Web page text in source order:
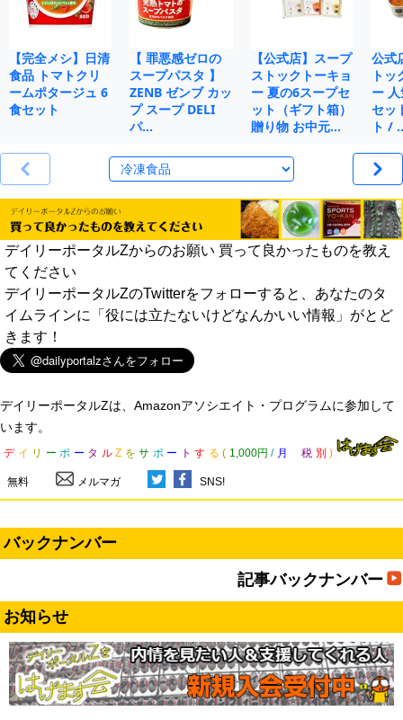
【完全メシ】日清
食品 トマトクリ
ームポタージュ 6
食セット
【 罪悪感ゼロの
スープパスタ 】
ZENB ゼンブ カッ
プ スープ DELI
パ…
【公式店】スープ
ストックトーキョ
ー 夏の6スープセ
ット（ギフト箱）
贈り物 お中元…
公式
ト
ー
セッ
ト /
デイリーポータルZからのお願い 買って良かったものを教え
てください
デイリーポータルZのTwitterをフォローすると、あなたのタ
イムラインに「役には立たないけどなんかいい情報」がとど
きます！
デイリーポータルZは、Amazonアソシエイト・プログラムに参加して
います。
デ イ リ ー ポ ー タ ル Z を サ ポ ー ト す る ( 1,000円 / 月 税 別 )
無料 メルマガ SNS!
バックナンバー
記事バックナンバー
お知らせ